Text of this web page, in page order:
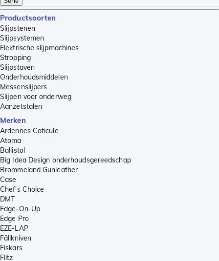
Productsoorten
Slijpstenen
Slijpsystemen
Elektrische slijpmachines
Stropping
Slijpstaven
Onderhoudsmiddelen
Messenslijpers
Slijpen voor onderweg
Aanzetstalen
Merken
Ardennes Coticule
Atoma
Ballistol
Big Idea Design onderhoudsgereedschap
Brommeland Gunleather
Case
Chef's Choice
DMT
Edge-On-Up
Edge Pro
EZE-LAP
Fällkniven
Fiskars
Flitz